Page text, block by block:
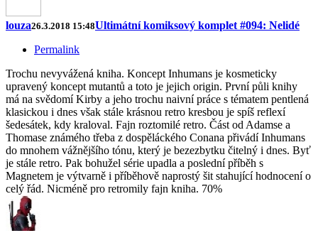
louza26.3.2018 15:48Ultimátní komiksový komplet #094: Nelidé
Permalink
Trochu nevyvážená kniha. Koncept Inhumans je kosmeticky
upravený koncept mutantů a toto je jejich origin. První půli knihy
má na svědomí Kirby a jeho trochu naivní práce s tématem pentlená
klasickou i dnes však stále krásnou retro kresbou je spíš reflexí
šedesátek, kdy kraloval. Fajn roztomilé retro. Část od Adamse a
Thomase známého třeba z dospěláckého Conana přivádí Inhumans
do mnohem vážnějšího tónu, který je bezezbytku čitelný i dnes. Byť
je stále retro. Pak bohužel série upadla a poslední příběh s
Magnetem je výtvarně i příběhově naprostý šit stahující hodnocení o
celý řád. Nicméně pro retromily fajn kniha. 70%